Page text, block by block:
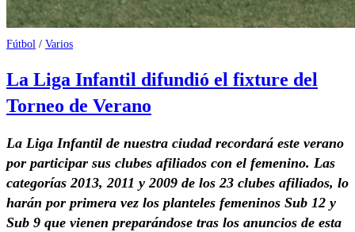
Fútbol / Varios
La Liga Infantil difundió el fixture del
Torneo de Verano
La Liga Infantil de nuestra ciudad recordará este verano
por participar sus clubes afiliados con el femenino. Las
categorías 2013, 2011 y 2009 de los 23 clubes afiliados, lo
harán por primera vez los planteles femeninos Sub 12 y
Sub 9 que vienen preparándose tras los anuncios de esta